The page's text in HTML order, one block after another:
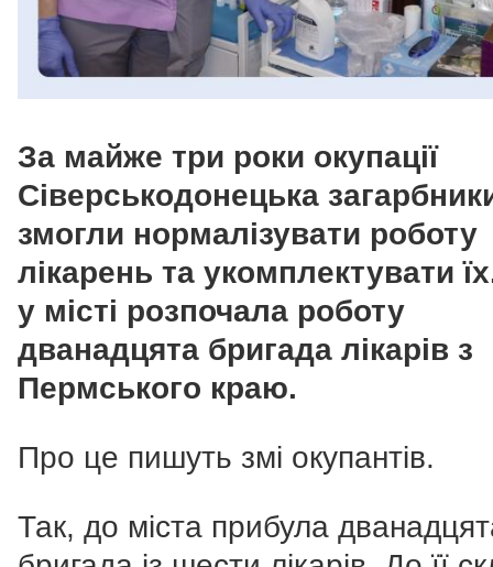
За майже три роки окупації
Сіверськодонецька
змогли нормалізувати роботу
лікарень та укомплектувати
у місті розпочала роботу
дванадцята бригада лікарів з
Пермського краю.
Про це пишуть змі окупантів.
Так, до міста прибула